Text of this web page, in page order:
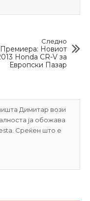
Следно
Премиера: Новиот
Honda CR-V за
Европски Пазар
Димитар вози
ја обожава
Среќен што е